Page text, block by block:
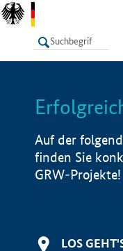
LISTE
Auf der
finden Sie
GRW-Projekte!
LOS